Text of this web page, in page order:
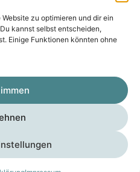
zu optimieren und dir ein
kannst selbst entscheiden,
Einige Funktionen könnten ohne